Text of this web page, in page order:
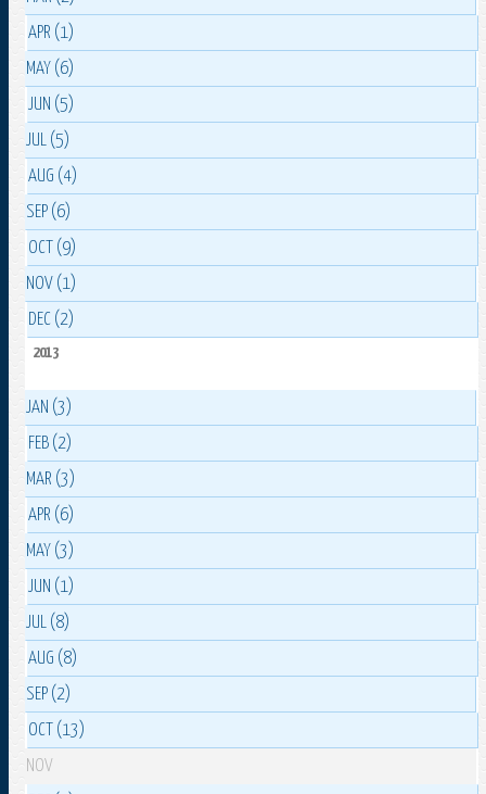
APR (1)
MAY (6)
JUN (5)
JUL (5)
AUG (4)
SEP (6)
OCT (9)
NOV (1)
DEC (2)
2013
JAN (3)
FEB (2)
MAR (3)
APR (6)
MAY (3)
JUN (1)
JUL (8)
AUG (8)
SEP (2)
OCT (13)
NOV